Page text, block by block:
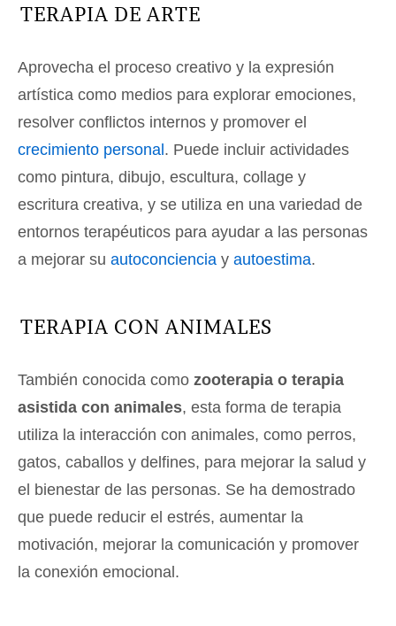
TERAPIA DE ARTE
Aprovecha el proceso creativo y la expresión
artística como medios para explorar emociones,
resolver conflictos internos y promover el
crecimiento personal . Puede incluir actividades
como pintura, dibujo, escultura, collage y
escritura creativa, y se utiliza en una variedad de
entornos terapéuticos para ayudar a las personas
a mejorar su autoconciencia y autoestima.
TERAPIA CON ANIMALES
También conocida como zooterapia o terapia
asistida con animales, esta forma de terapia
utiliza la interacción con animales, como perros,
gatos, caballos y delfines, para mejorar la salud y
el bienestar de las personas. Se ha demostrado
que puede reducir el estrés, aumentar la
motivación, mejorar la comunicación y promover
la conexión emocional.